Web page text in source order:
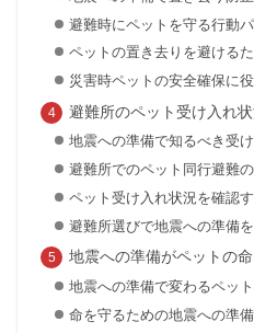
避難時にペットを守る行動
ペットの置き去りを避ける
災害時ペットの安全確保に
避難所のペット受け入れ
地震への準備で知るべき受
避難所でのペット同行避難
ペット受け入れ状況を確認
避難所選びで地震への準備
地震への準備がペットの
地震への準備で変わるペッ
命を守るための地震への準